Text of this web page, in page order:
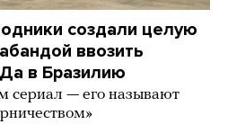
создали целую
ввозить
в Бразилию
сериал — его называют